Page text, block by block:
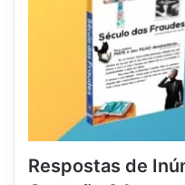
Respostas de